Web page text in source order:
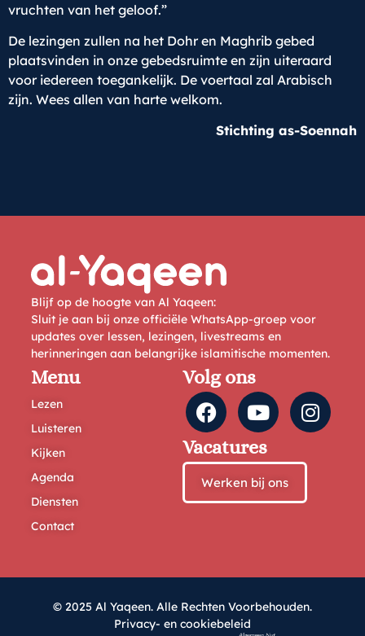
vruchten van het geloof.”
De lezingen zullen na het Dohr en Maghrib gebed
plaatsvinden in onze gebedsruimte en zijn uiteraard
voor iedereen toegankelijk. De voertaal zal Arabisch
zijn. Wees allen van harte welkom.
Stichting as-Soennah
Blijf op de hoogte van Al Yaqeen:
Sluit je aan bij onze officiële WhatsApp-groep voor
updates over lessen, lezingen, livestreams en
herinneringen aan belangrijke islamitische momenten.
Menu
Lezen
Luisteren
Kijken
Agenda
Diensten
Contact
Volg ons
Vacatures
Werken bij ons
© 2025 Al Yaqeen. Alle Rechten Voorbehouden.
Privacy- en cookiebeleid